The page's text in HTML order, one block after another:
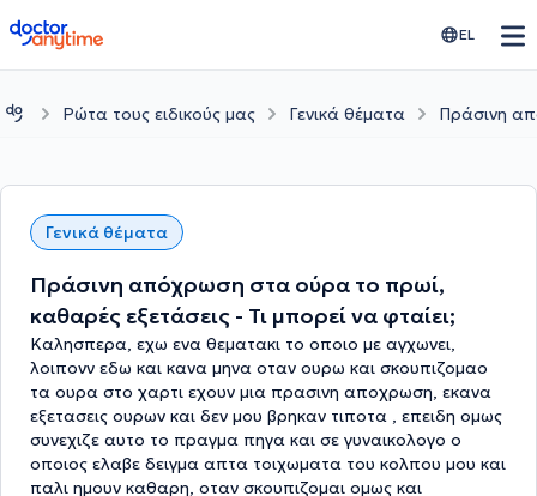
doctoranytime EL
Ρώτα τους ειδικούς μας Γενικά θέματα Πράσινη
Γενικά θέματα
Πράσινη απόχρωση στα ούρα το πρωί,
καθαρές εξετάσεις - Τι μπορεί να φταίει;
Καλησπερα, εχω ενα θεματακι το οποιο με αγχωνει,
λοιπονν εδω και κανα μηνα οταν ουρω και σκουπιζομαο
τα ουρα στο χαρτι εχουν μια πρασινη αποχρωση, εκανα
εξετασεις ουρων και δεν μου βρηκαν τιποτα , επειδη ομως
συνεχιζε αυτο το πραγμα πηγα και σε γυναικολογο ο
οποιος ελαβε δειγμα απτα τοιχωματα του κολπου μου και
παλι ημουν καθαρη, οταν σκουπιζομαι ομως και